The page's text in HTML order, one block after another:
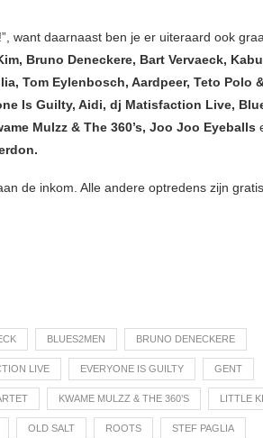
want daarnaast ben je er uiteraard ook
Bruno Deneckere, Bart Vervaeck,
Tom Eylenbosch, Aardpeer, Teto Polo
Is Guilty, Aidi, dj Matisfaction Live,
Mulzz & The 360’s, Joo Joo Eyeballs
de inkom. Alle andere optredens zijn
BLUES2MEN BRUNO DENECKERE
LIVE EVERYONE IS GUILTY GENT
KWAME MULZZ & THE 360’S LITTLE
OLD SALT ROOTS STEF PAGLIA